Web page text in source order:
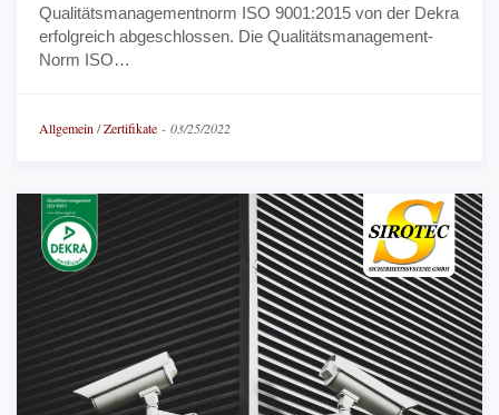
Qualitätsmanagementnorm ISO 9001:2015 von der Dekra
erfolgreich abgeschlossen. Die Qualitätsmanagement-
Norm ISO…
Allgemein /Zertifikate - 03/25/2022